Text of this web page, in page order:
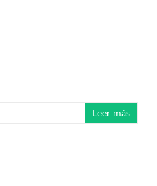
Leer más